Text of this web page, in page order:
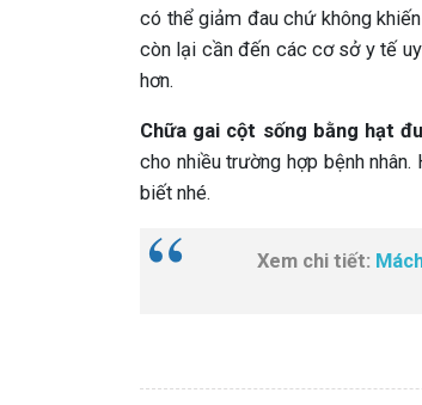
có thể giảm đau chứ không
còn lại cần đến các cơ sở y tế
hơn.
Chữa gai cột sống bằng hạt đu
cho nhiều trường hợp bệnh
biết nhé.
Xem chi tiết: